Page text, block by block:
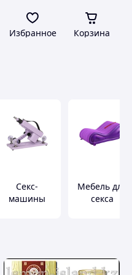
Избранное Корзина
Секс-
машины
Мебель для
секса